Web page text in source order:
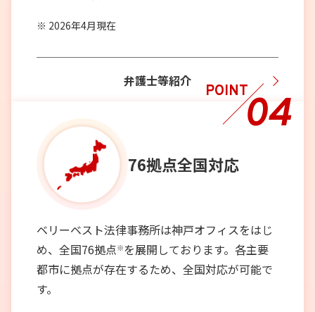
2026年4月現在
弁護士等紹介
POINT04
76拠点全国対応
ベリーベスト法律事務所は神戸オフィスをはじ
め、全国76拠点※を展開しております。各主要
都市に拠点が存在するため、全国対応が可能で
す。